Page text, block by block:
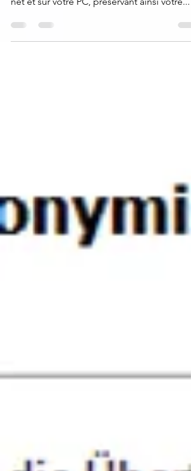
d'effacer toutes traces de votre activité sur
net et sur votre PC, préservant ainsi votre...